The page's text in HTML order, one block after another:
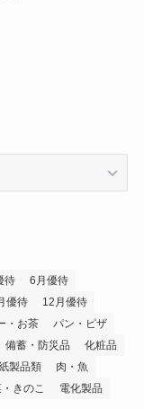
待
6月優待
優待
12月優待
・お茶
パン・ピザ
備蓄・防災品
化粧品
製品類
肉・魚
きのこ
電化製品